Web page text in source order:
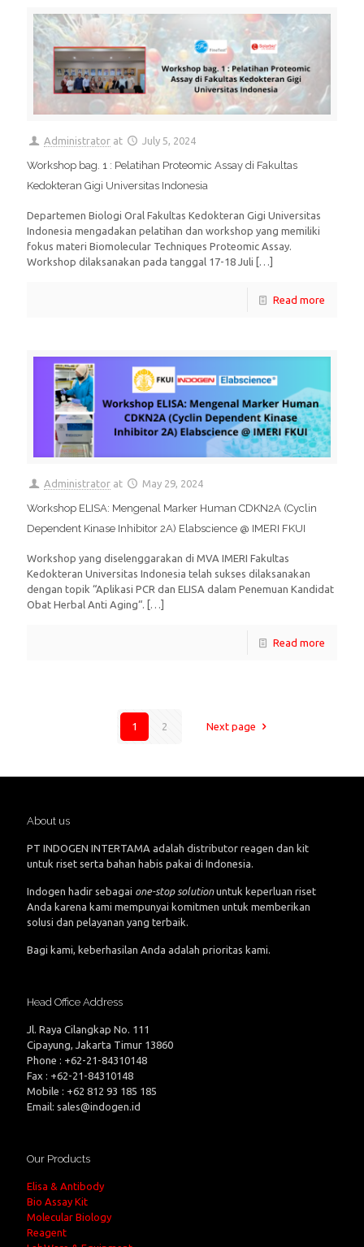
Administrator at July 5, 2024
Workshop bag. 1 : Pelatihan Proteomic Assay di Fakultas
Kedokteran Gigi Universitas Indonesia
Departemen Biologi Oral Fakultas Kedokteran Gigi Universitas
Indonesia mengadakan pelatihan dan workshop yang memiliki
fokus materi Biomolecular Techniques Proteomic Assay.
Workshop dilaksanakan pada tanggal 17-18 Juli […]
Read more
Administrator at May 29, 2024
Workshop ELISA: Mengenal Marker Human CDKN2A (Cyclin
Dependent Kinase Inhibitor 2A) Elabscience @ IMERI FKUI
Workshop yang diselenggarakan di MVA IMERI Fakultas
Kedokteran Universitas Indonesia telah sukses dilaksanakan
dengan topik “Aplikasi PCR dan ELISA dalam Penemuan Kandidat
Obat Herbal Anti Aging“. […]
Read more
1 2 Next page
About us
PT INDOGEN INTERTAMA adalah distributor reagen dan kit
untuk riset serta bahan habis pakai di Indonesia.
Indogen hadir sebagai one-stop solutionuntuk keperluan riset
Anda karena kami mempunyai komitmen untuk memberikan
solusi dan pelayanan yang terbaik.
Bagi kami, keberhasilan Anda adalah prioritas kami.
Head Office Address
Jl. Raya Cilangkap No. 111
Cipayung, Jakarta Timur 13860
Phone : +62-21-84310148
Fax : +62-21-84310148
Mobile : +62 812 93 185 185
Email: sales@indogen.id
Our Products
Elisa & Antibody
Bio Assay Kit
Molecular Biology
Reagent